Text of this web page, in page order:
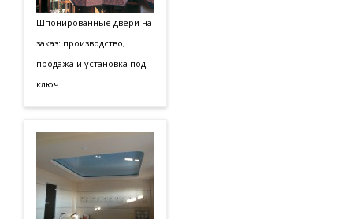
Шпонированные двери на
заказ: производство,
продажа и установка под
ключ